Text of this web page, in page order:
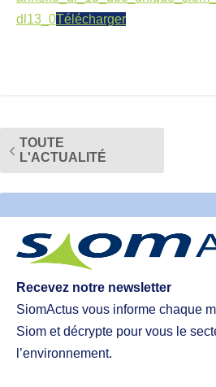
dl13_0Télécharger
TOUTE
L'ACTUALITÉ
Recevez notre newsletter
SiomActus vous informe chaque
Siom et décrypte pour vous le
l’environnement.